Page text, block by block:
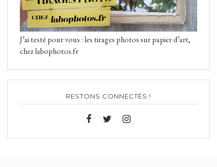
J’ai testé pour vous : les tirages photos sur papier d’art,
chez labophotos.fr
RESTONS CONNECTÉS !